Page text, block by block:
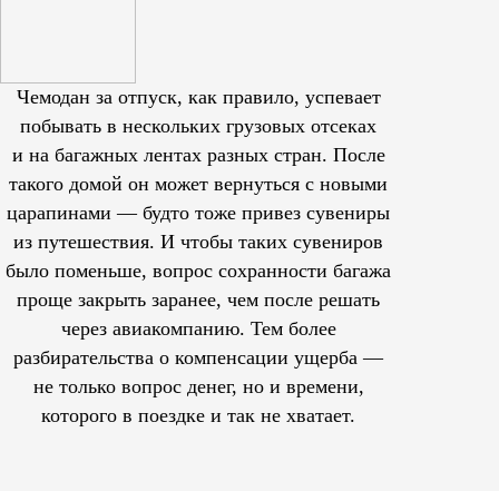
Чемодан за отпуск, как правило, успевает
побывать в нескольких грузовых отсеках
и на багажных лентах разных стран. После
такого домой он может вернуться с новыми
царапинами — будто тоже привез сувениры
из путешествия. И чтобы таких сувениров
было поменьше, вопрос сохранности багажа
проще закрыть заранее, чем после решать
через авиакомпанию. Тем более
разбирательства о компенсации ущерба —
не только вопрос денег, но и времени,
которого в поездке и так не хватает.